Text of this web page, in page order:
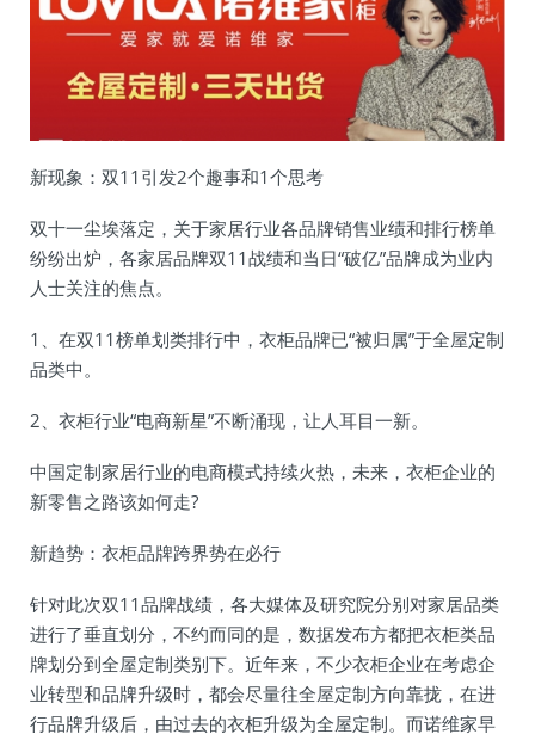
新现象：双11引发2个趣事和1个思考
双十一尘埃落定，关于家居行业各品牌销售业绩和排行榜单
纷纷出炉，各家居品牌双11战绩和当日“破亿”品牌成为业内
人士关注的焦点。
1、在双11榜单划类排行中，衣柜品牌已“被归属”于全屋定制
品类中。
2、衣柜行业“电商新星”不断涌现，让人耳目一新。
中国定制家居行业的电商模式持续火热，未来，衣柜企业的
新零售之路该如何走?
新趋势：衣柜品牌跨界势在必行
针对此次双11品牌战绩，各大媒体及研究院分别对家居品类
进行了垂直划分，不约而同的是，数据发布方都把衣柜类品
牌划分到全屋定制类别下。近年来，不少衣柜企业在考虑企
业转型和品牌升级时，都会尽量往全屋定制方向靠拢，在进
行品牌升级后，由过去的衣柜升级为全屋定制。而诺维家早